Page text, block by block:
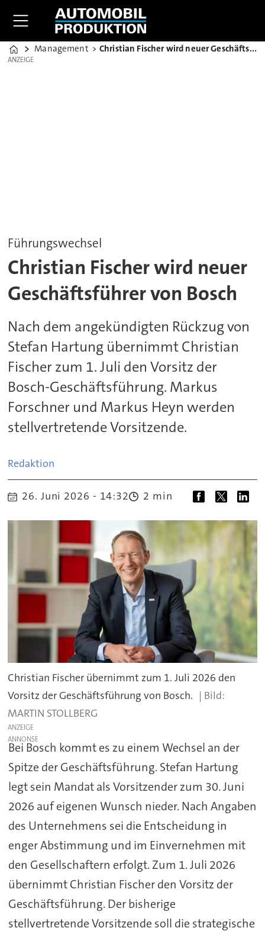
Home
Management Christian Fischer wird neuer Geschäftsführer von Bosch
ANZEIGE
ANZEIGE
Führungswechsel
Christian Fischer wird neuer
Geschäftsführer von Bosch
Nach dem angekündigten Rückzug von
Stefan Hartung übernimmt Christian
Fischer zum 1. Juli den Vorsitz der
Bosch-Geschäftsführung. Markus
Forschner und Markus Heyn werden
stellvertretende Vorsitzende.
Redaktion
26. Juni 2026 - 14:32 2 min
Christian Fischer übernimmt zum 1. Juli 2026 den
Vorsitz der Geschäftsführung von Bosch.
MARTIN STOLLBERG
ANZEIGE
Bei Bosch kommt es zu einem Wechsel an der
Spitze der Geschäftsführung. Stefan Hartung
legt sein Mandat als Vorsitzender zum 30. Juni
2026 auf eigenen Wunsch nieder. Nach Angaben
des Unternehmens sei die Entscheidung in
enger Abstimmung und im Einvernehmen mit
den Gesellschaftern erfolgt. Zum 1. Juli 2026
übernimmt Christian Fischer den Vorsitz der
Geschäftsführung. Der bisherige
stellvertretende Vorsitzende soll die strategische